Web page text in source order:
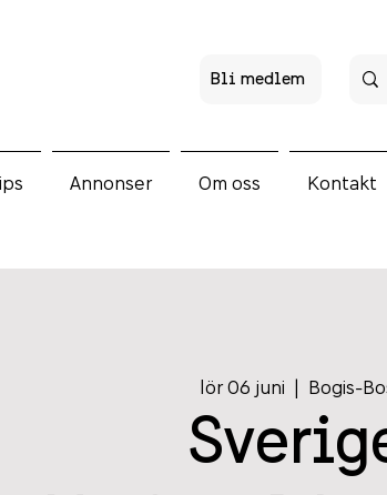
Bli medlem
Annonser Om oss Kontakt
lör 06 juni Bogis-